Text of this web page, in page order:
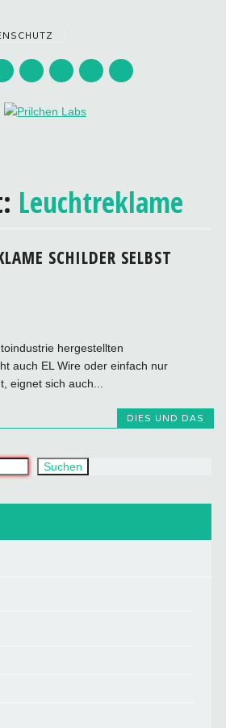
Leuchtreklame
SCHILDER SELBST
hergestellten
auch EL Wire oder einfach nur
eignet sich auch...
DIES UND DAS
Suchen